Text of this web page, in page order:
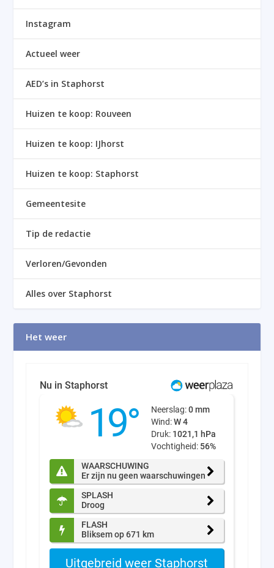
Instagram
Actueel weer
AED’s in Staphorst
Huizen te koop: Rouveen
Huizen te koop: IJhorst
Huizen te koop: Staphorst
Gemeentesite
Tip de redactie
Verloren/Gevonden
Alles over Staphorst
Het weer